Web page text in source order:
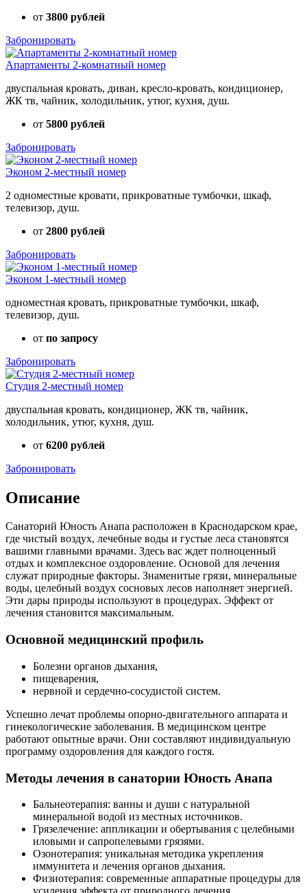
от 3800 рублей
Забронировать
Апартаменты 2-комнатный номер
двуспальная кровать, диван, кресло-кровать, кондиционер,
ЖК тв, чайник, холодильник, утюг, кухня, душ.
от 5800 рублей
Забронировать
Эконом 2-местный номер
2 одноместные кровати, прикроватные тумбочки, шкаф,
телевизор, душ.
от 2800 рублей
Забронировать
Эконом 1-местный номер
одноместная кровать, прикроватные тумбочки, шкаф,
телевизор, душ.
от по запросу
Забронировать
Студия 2-местный номер
двуспальная кровать, кондиционер, ЖК тв, чайник,
холодильник, утюг, кухня, душ.
от 6200 рублей
Забронировать
Описание
Санаторий Юность Анапа расположен в Краснодарском крае,
где чистый воздух, лечебные воды и густые леса становятся
вашими главными врачами. Здесь вас ждет полноценный
отдых и комплексное оздоровление. Основой для лечения
служат природные факторы. Знаменитые грязи, минеральные
воды, целебный воздух сосновых лесов наполняет энергией.
Эти дары природы используют в процедурах. Эффект от
лечения становится максимальным.
Основной медицинский профиль
Болезни органов дыхания,
пищеварения,
нервной и сердечно-сосудистой систем.
Успешно лечат проблемы опорно-двигательного аппарата и
гинекологические заболевания. В медицинском центре
работают опытные врачи. Они составляют индивидуальную
программу оздоровления для каждого гостя.
Методы лечения в санатории Юность Анапа
Бальнеотерапия: ванны и души с натуральной
минеральной водой из местных источников.
Грязелечение: аппликации и обертывания с целебными
иловыми и сапропелевыми грязями.
Озонотерапия: уникальная методика укрепления
иммунитета и лечения органов дыхания.
Физиотерапия: современные аппаратные процедуры для